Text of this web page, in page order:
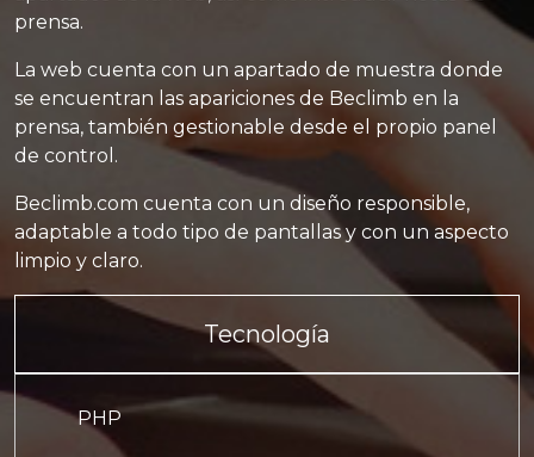
prensa.
La web cuenta con un apartado de muestra donde
se encuentran las apariciones de Beclimb en la
prensa, también gestionable desde el propio panel
de control.
Beclimb.com cuenta con un diseño responsible,
adaptable a todo tipo de pantallas y con un aspecto
limpio y claro.
Tecnología
PHP